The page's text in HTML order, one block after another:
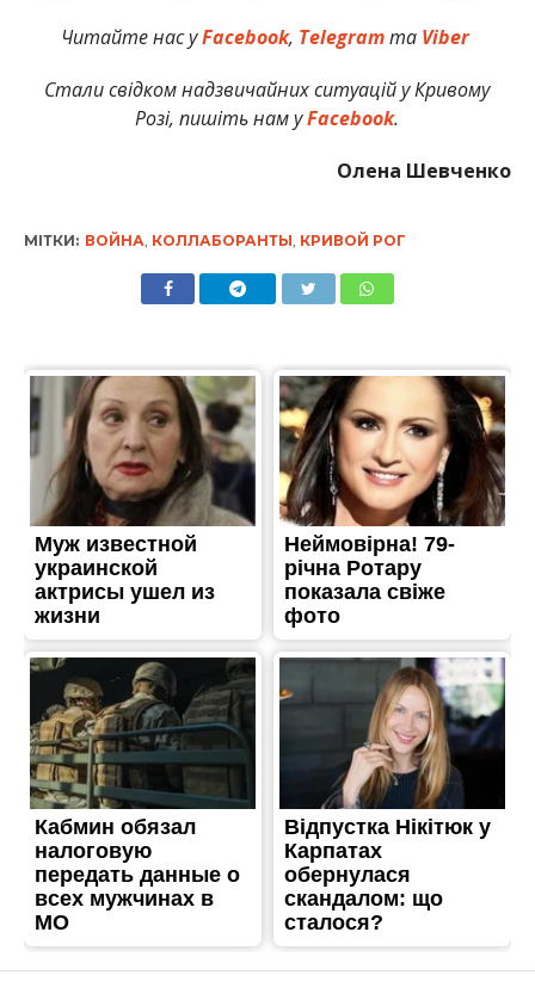
Читайте нас уFacebook, Telegramта Viber
Стали свідком надзвичайних ситуацій у Кривому
Розі, пишіть нам уFacebook.
Олена Шевченко
МІТКИ: ВОЙНА, КОЛЛАБОРАНТЫ, КРИВОЙ РОГ